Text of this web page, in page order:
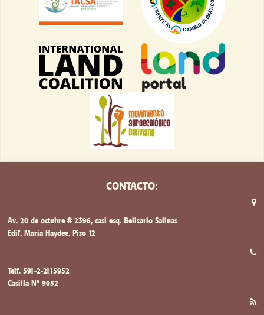
CONTACTO:
Av. 20 de octubre # 2396, casi esq. Belisario Salinas
Edif. María Haydee. Piso 12
Telf. 591-2-2115952
Casilla Nº 9052